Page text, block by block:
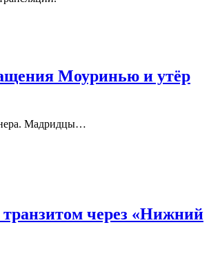
Моуринью и утёр
Мадридцы…
через «Нижний